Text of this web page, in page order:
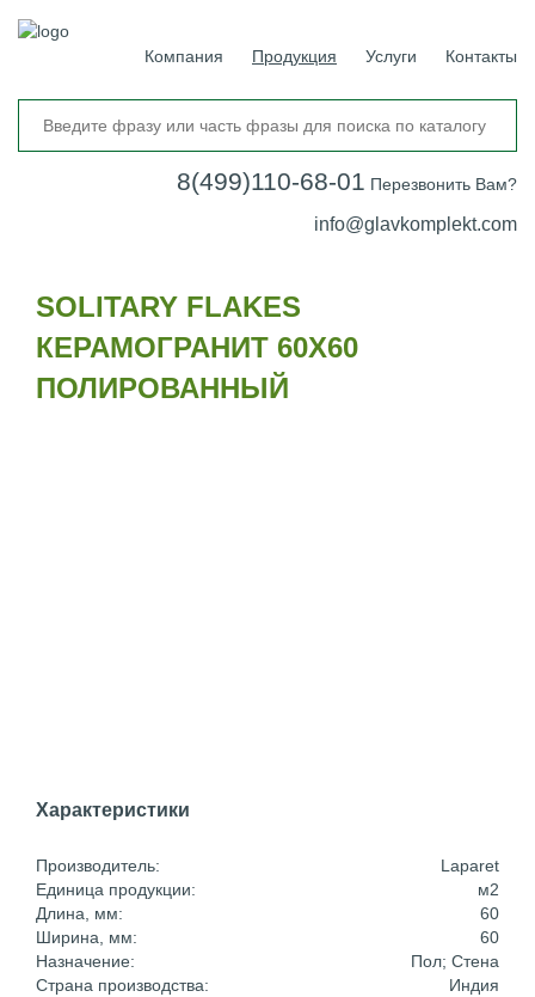
Компания Продукция Услуги Контакты
8(499)110-68-01 Перезвонить Вам?
info@glavkomplekt.com
SOLITARY FLAKES
КЕРАМОГРАНИТ 60Х60
ПОЛИРОВАННЫЙ
Характеристики
Производитель:
Laparet
Единица продукции:
м2
Длина, мм:
60
Ширина, мм:
60
Назначение:
Пол; Стена
Страна производства:
Индия